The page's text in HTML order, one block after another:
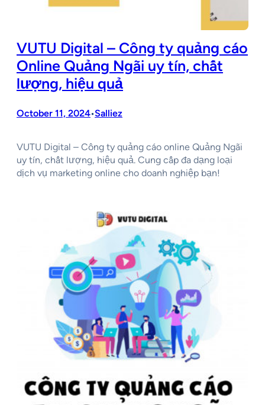
VUTU Digital – Công ty quảng cáo
Online Quảng Ngãi uy tín, chất
lượng, hiệu quả
October 11, 2024•Salliez
VUTU Digital – Công ty quảng cáo online Quảng Ngãi
uy tín, chất lượng, hiệu quả. Cung cấp đa dạng loại
dịch vụ marketing online cho doanh nghiệp bạn!